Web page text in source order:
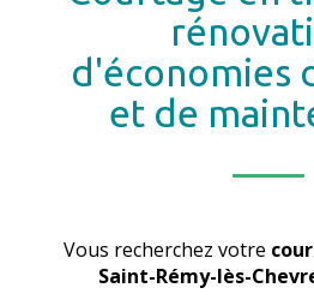
d'économies
et de
Vous recherchez votre
Saint-Rémy-lès-